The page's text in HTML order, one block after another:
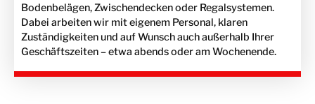
Bodenbelägen, Zwischendecken oder Regalsystemen.
Dabei arbeiten wir mit eigenem Personal, klaren
Zuständigkeiten und auf Wunsch auch außerhalb Ihrer
Geschäftszeiten – etwa abends oder am Wochenende.